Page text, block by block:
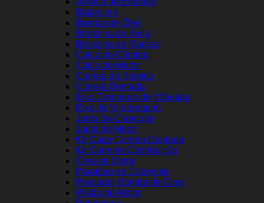
Balancins
Bomba de Óleo
Bronzina de Biela
Bronzina de Mancal
Calço do Câmbio
Calço do Motor
Correia de Serviço
Correia Dentada
Eixo Comando de Válvulas
Eixo de Virabrequim
Junta do Cabeçote
Junta do Motor
Kit Capa Correia Dentada
Kit Corrente Distribuição
Óleo de Motor
Parafuso de Cabeçote
Pescador Bomba de Óleo
Pistão do Motor